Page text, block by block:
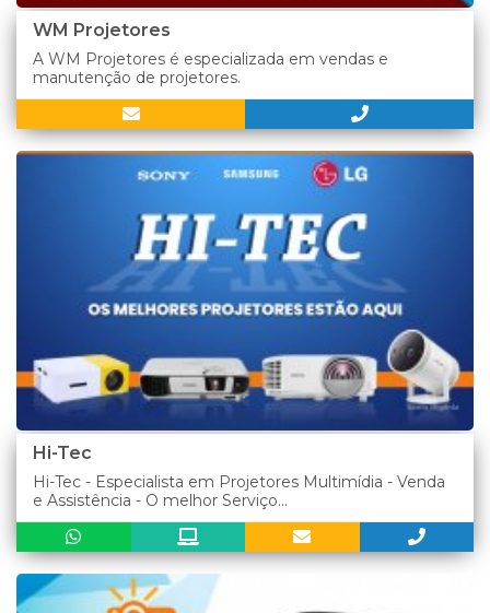
WM Projetores
A WM Projetores é especializada em vendas e
manutenção de projetores.
Hi-Tec
Hi-Tec - Especialista em Projetores Multimídia - Venda
e Assistência - O melhor Serviço...